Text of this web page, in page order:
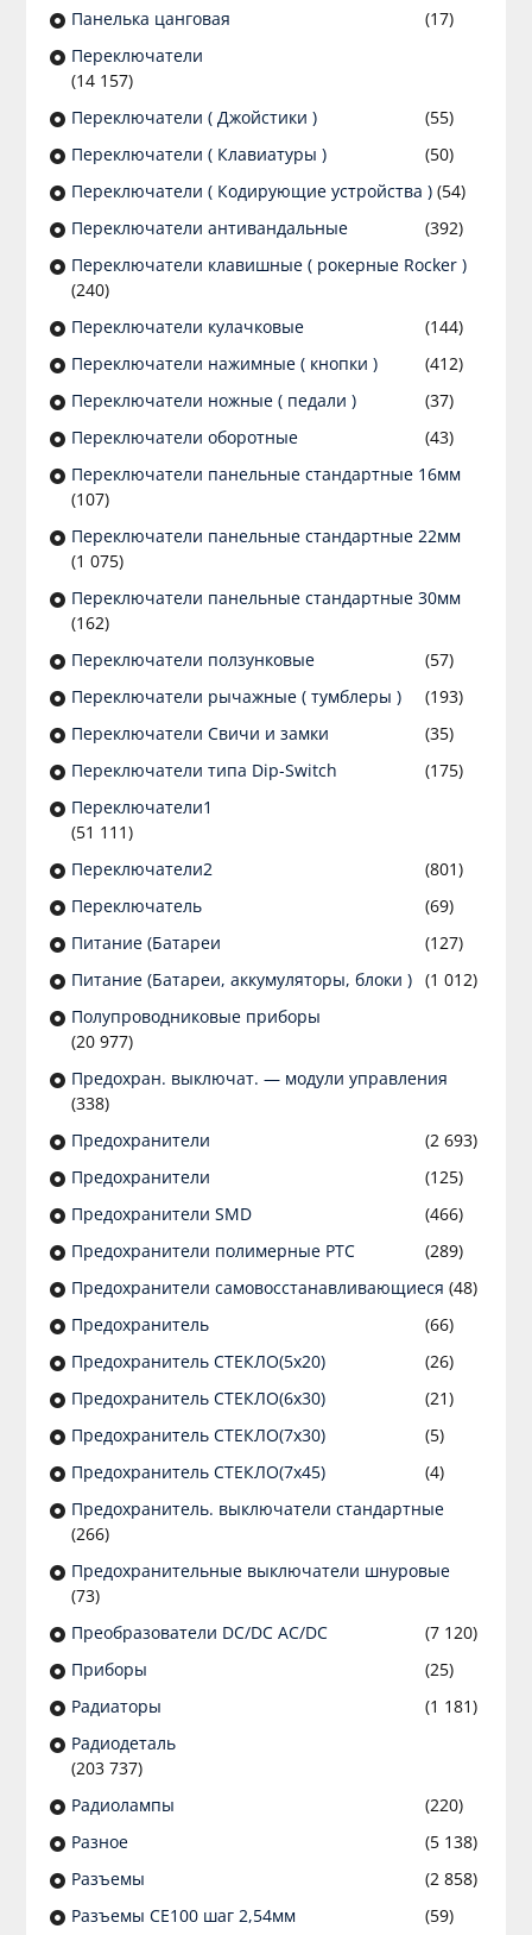
Панелька цанговая
(17)
Переключатели
(14 157)
Переключатели ( Джойстики )
(55)
Переключатели ( Клавиатуры )
(50)
Переключатели ( Кодирующие устройства )(54)
Переключатели антивандальные
(392)
Переключатели клавишные ( рокерные Rocker )
(240)
Переключатели кулачковые
(144)
Переключатели нажимные ( кнопки )
(412)
Переключатели ножные ( педали )
(37)
Переключатели оборотные
(43)
Переключатели панельные стандартные 16мм
(107)
Переключатели панельные стандартные 22мм
(1 075)
Переключатели панельные стандартные 30мм
(162)
Переключатели ползунковые
(57)
Переключатели рычажные ( тумблеры )
(193)
Переключатели Свичи и замки
(35)
Переключатели типа Dip-Switch
(175)
Переключатели1
(51 111)
Переключатели2
(801)
Переключатель
(69)
Питание (Батареи
(127)
Питание (Батареи, аккумуляторы, блоки ) (1 012)
Полупроводниковые приборы
(20 977)
Предохран. выключат. — модули управления
(338)
Предохранители
(2 693)
Предохранители
(125)
Предохранители SMD
(466)
Предохранители полимерные PTC
(289)
Предохранители самовосстанавливающиеся (48)
Предохранитель
(66)
Предохранитель СТЕКЛО(5х20)
(26)
Предохранитель СТЕКЛО(6х30)
(21)
Предохранитель СТЕКЛО(7х30)
(5)
Предохранитель СТЕКЛО(7х45)
(4)
Предохранитель. выключатели стандартные
(266)
Предохранительные выключатели шнуровые
(73)
Преобразователи DC/DC AC/DC
(7 120)
Приборы
(25)
Радиаторы
(1 181)
Радиодеталь
(203 737)
Радиолампы
(220)
Разное
(5 138)
Разъeмы
(2 858)
Разъeмы CE100 шаг 2,54мм
(59)